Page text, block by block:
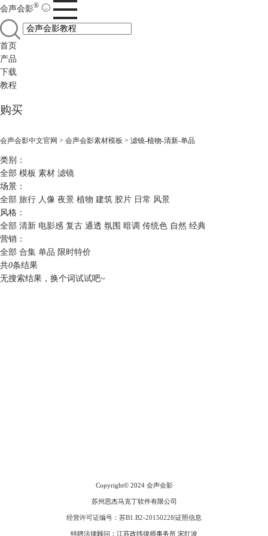
会声会影®
首页
产品
下载
教程
购买
会声会影中文官网 > 会声会影素材模板 > 滤镜-植物-清新-单品
类别：
全部 模板 素材 滤镜
场景：
全部 旅行 人像 夜景 植物 建筑 胶片 日常 风景
风格：
全部 清新 电影感 复古 通透 氛围 暗调 传统色 自然 经典
营销：
全部 合集 单品 限时特价
共0条结果
无搜索结果，换个词试试吧~
Copyright© 2024 会声会影
苏州思杰马克丁软件有限公司
经营许可证编号：苏B1.B2-20150228 证照信息
特聘法律顾问：江苏政纬律师事务所 宋红波